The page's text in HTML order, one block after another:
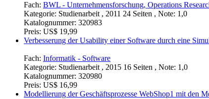
Fach: BWL - Unternehmensforschung, Operations
Kategorie: Studienarbeit , 2011 24 Seiten , Note: 1,0
Katalognummer: 320983
Preis: US$ 19,99
Verbesserung der Usability einer Software durch eine
Fach: Informatik - Software
Kategorie: Studienarbeit , 2015 16 Seiten , Note: 1,0
Katalognummer: 320980
Preis: US$ 16,99
Modellierung der Geschäftsprozesse WebShop1 mit den